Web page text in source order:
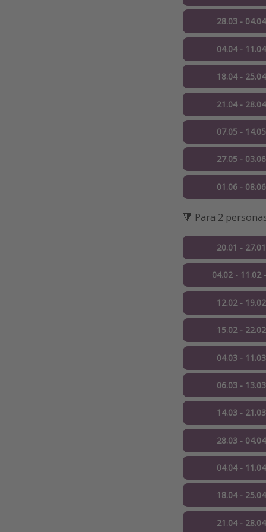
28.03 -
04.04 -
18.04 -
21.04 -
07.05 -
27.05 -
01.06 -
🔻 Para 2
20.01 -
04.02 - 11.02
12.02 -
15.02 -
04.03 -
06.03 -
14.03 -
28.03 -
04.04 -
18.04 -
21.04 -